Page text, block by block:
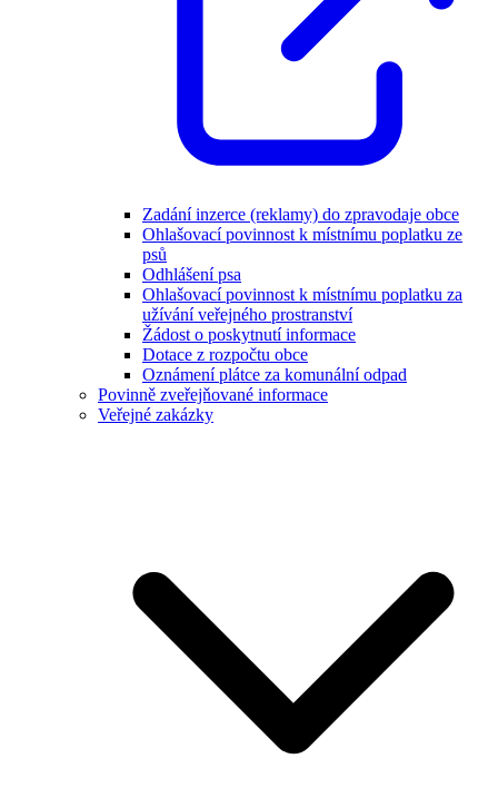
Zadání inzerce (reklamy) do zpravodaje obce
Ohlašovací povinnost k místnímu poplatku ze
psů
Odhlášení psa
Ohlašovací povinnost k místnímu poplatku za
užívání veřejného prostranství
Žádost o poskytnutí informace
Dotace z rozpočtu obce
Oznámení plátce za komunální odpad
Povinně zveřejňované informace
Veřejné zakázky